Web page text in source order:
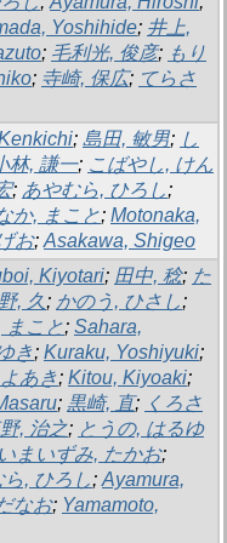
Yoshihide; 井上,
; 毛利光, 俊彦; もり
; 寺崎, 保広; てらさ
; 島田, 敏男; し
林, 謙一; こばやし, けん
; あやむら, ひろし;
か, まこと; Motonaka,
お; Asakawa, Shigeo
Kiyotari; 田中, 稔; た
, 久; かのう, ひさし;
まこと; Sahara,
き; Kuraku, Yoshiyuki;
あき; Kitou, Kiyoaki;
; 黒崎, 直; くろさ
, 治之; とうの, はるゆ
いまいずみ, たかお;
, ひろし; Ayamura,
なお; Yamamoto,